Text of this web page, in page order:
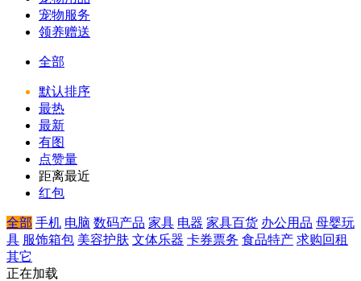
宠物服务
领养赠送
全部
默认排序
最热
最新
有图
点赞量
距离最近
红包
全部 手机 电脑 数码产品 家具 电器 家具百货 办公用品 母婴玩
具 服饰箱包 美容护肤 文体乐器 卡券票务 食品特产 求购回租
其它
正在加载